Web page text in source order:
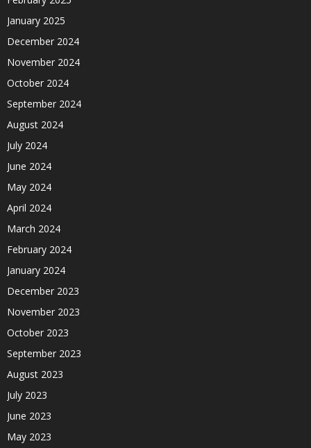
January 2025
December 2024
November 2024
October 2024
September 2024
August 2024
July 2024
June 2024
May 2024
April 2024
March 2024
February 2024
January 2024
December 2023
November 2023
October 2023
September 2023
August 2023
July 2023
June 2023
May 2023